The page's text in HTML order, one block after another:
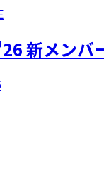
新メンバ